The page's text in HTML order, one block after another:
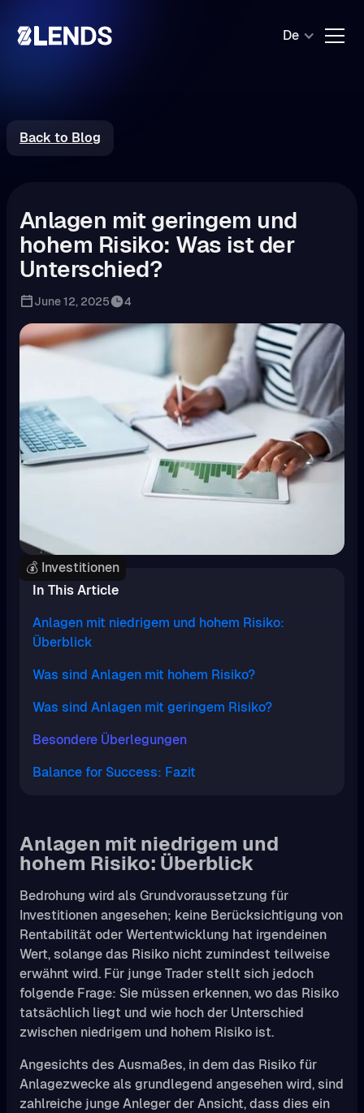
De
Back to Blog
Anlagen mit geringem und
hohem Risiko: Was ist der
Unterschied?
June 12, 2025 4
💰 Investitionen
In This Article
Anlagen mit niedrigem und hohem Risiko:
Überblick
Was sind Anlagen mit hohem Risiko?
Was sind Anlagen mit geringem Risiko?
Besondere Überlegungen
Balance for Success: Fazit
Anlagen mit niedrigem und
hohem Risiko: Überblick
Bedrohung wird als Grundvoraussetzung für
Investitionen angesehen; keine Berücksichtigung von
Rentabilität oder Wertentwicklung hat irgendeinen
Wert, solange das Risiko nicht zumindest teilweise
erwähnt wird. Für junge Trader stellt sich jedoch
folgende Frage: Sie müssen erkennen, wo das Risiko
tatsächlich liegt und wie hoch der Unterschied
zwischen niedrigem und hohem Risiko ist.
Angesichts des Ausmaßes, in dem das Risiko für
Anlagezwecke als grundlegend angesehen wird, sind
zahlreiche junge Anleger der Ansicht, dass dies ein